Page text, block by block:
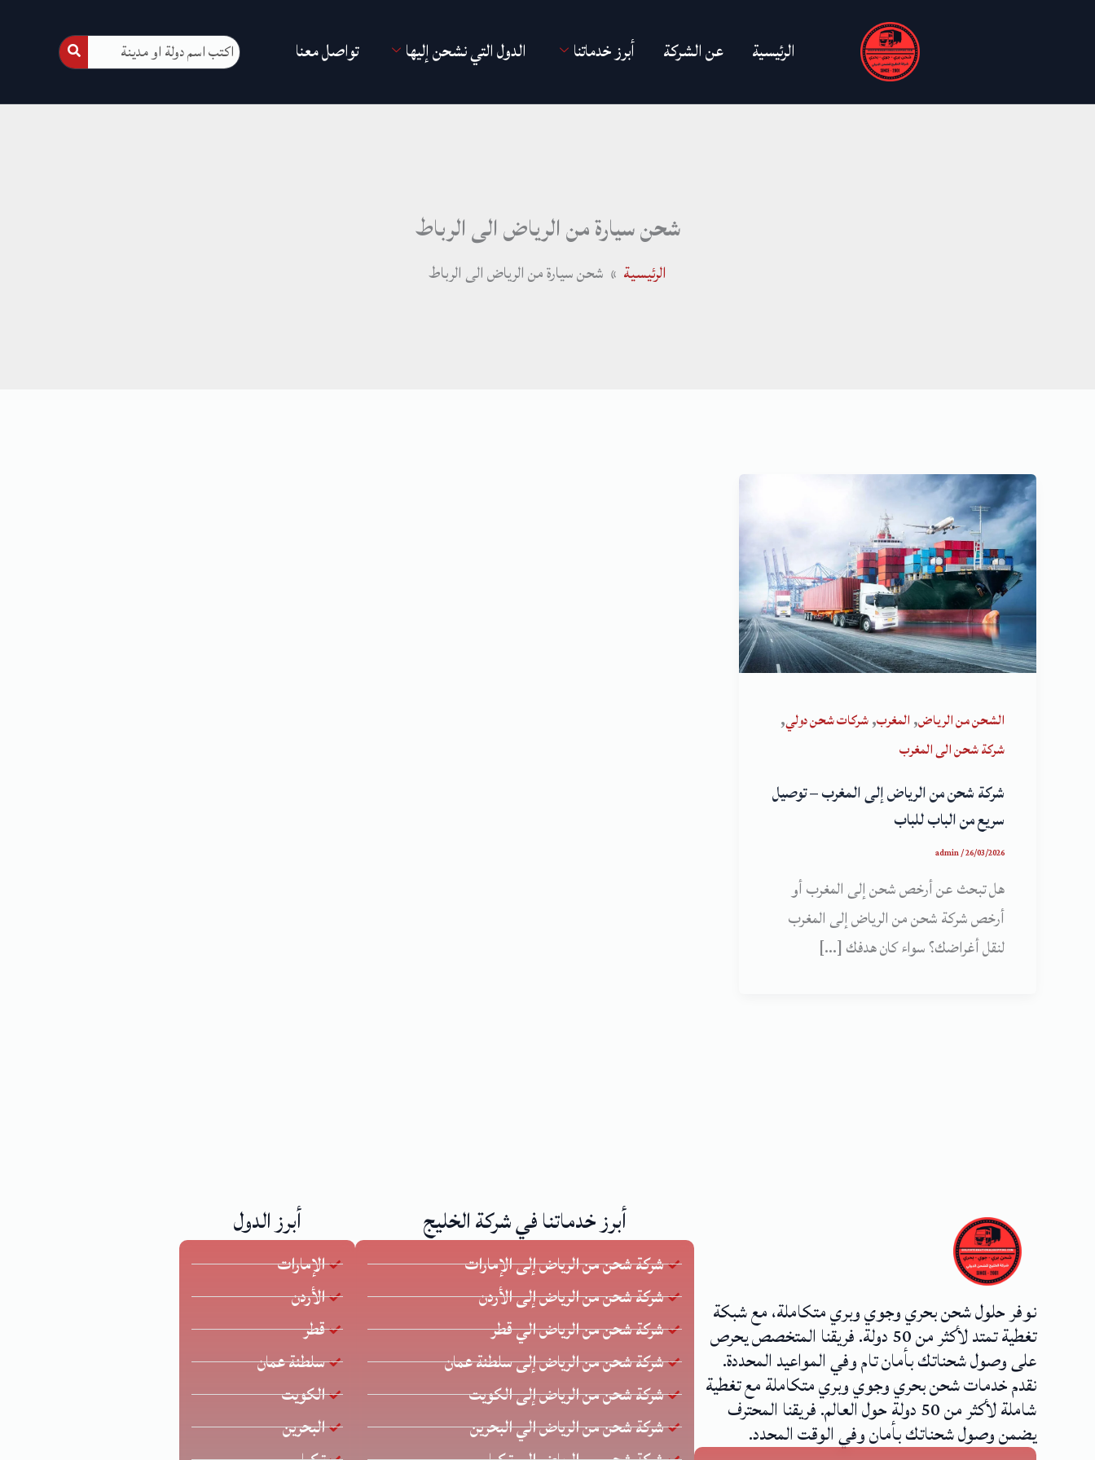
الرئيسية عن الشركة أبرز خدماتنا الدول التي نشحن إليها تواصل معنا
شحن سيارة من الرياض الى الرباط
الرئيسية شحن سيارة من الرياض الى الرباط
الشحن من الرياض,المغرب,شركات شحن دولي,
شركة شحن الى المغرب
شركة شحن من الرياض إلى المغرب – توصيل
سريع من الباب للباب
admin/26/03/2026
هل تبحث عن أرخص شحن إلى المغرب أو
أرخص شركة شحن من الرياض إلى المغرب
لنقل أغراضك؟ سواء كان هدفك […]
نوفر حلول شحن بحري وجوي وبري متكاملة، مع شبكة
تغطية تمتد لأكثر من 50 دولة. فريقنا المتخصص يحرص
على وصول شحناتك بأمان تام وفي المواعيد المحددة.
نقدم خدمات شحن بحري وجوي وبري متكاملة مع تغطية
شاملة لأكثر من 50 دولة حول العالم. فريقنا المحترف
يضمن وصول شحناتك بأمان وفي الوقت المحدد.
أبرز خدماتنا في شركة الخليج
شركة شحن من الرياض إلى الإمارات
شركة شحن من الرياض إلى الأردن
شركة شحن من الرياض الي قطر
شركة شحن من الرياض إلى سلطنة عمان
شركة شحن من الرياض إلى الكويت
شركة شحن من الرياض الي البحرين
أبرز الدول
الإمارات
الأردن
قطر
سلطنة عمان
الكويت
البحرين